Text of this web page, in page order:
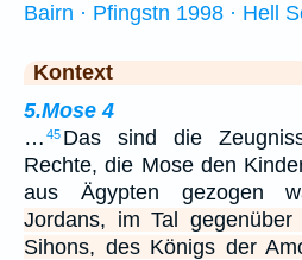
Bairn · Pfingstn 1998 · Hell
Kontext
5.Mose 4
… 45 Das sind die
Rechte, die Mose den
aus Ägypten gezogen
Jordans, im Tal
Sihons, des Königs der